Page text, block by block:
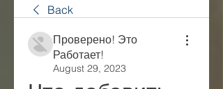
Back
Проверено! Это
Работает!
August 29, 2023